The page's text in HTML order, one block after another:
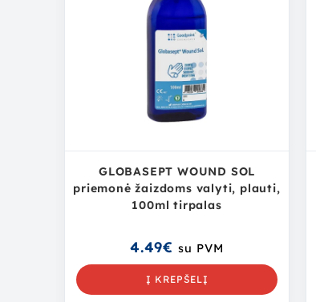
GLOBASEPT WOUND SOL
priemonė žaizdoms valyti, plauti,
100ml tirpalas
4.49€ su PVM
Į KREPŠELĮ